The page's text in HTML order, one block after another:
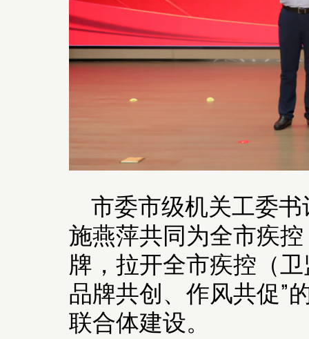
市委市级机关工委
施燕萍共同为全市疾
牌，拉开全市疾控（
品牌共创、作风共促”
联合体建设。